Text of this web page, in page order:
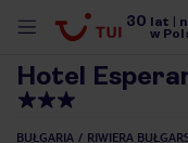
30 lat
w
Hotel
BUŁGARIA RIWIERA